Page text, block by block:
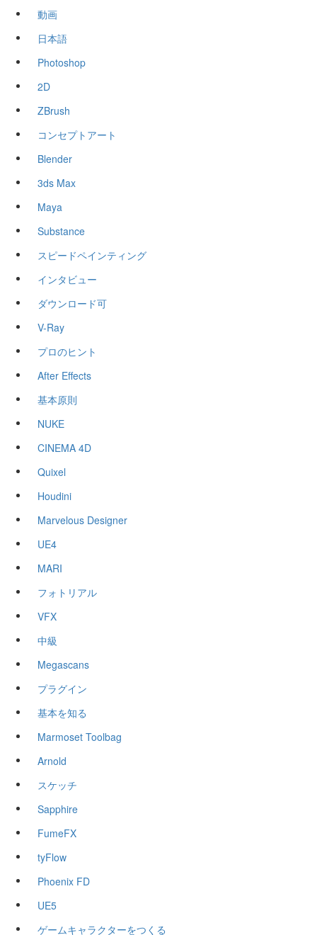
動画
日本語
Photoshop
2D
ZBrush
コンセプトアート
Blender
3ds Max
Maya
Substance
スピードペインティング
インタビュー
ダウンロード可
V-Ray
プロのヒント
After Effects
基本原則
NUKE
CINEMA 4D
Quixel
Houdini
Marvelous Designer
UE4
MARI
フォトリアル
VFX
中級
Megascans
プラグイン
基本を知る
Marmoset Toolbag
Arnold
スケッチ
Sapphire
FumeFX
tyFlow
Phoenix FD
UE5
ゲームキャラクターをつくる